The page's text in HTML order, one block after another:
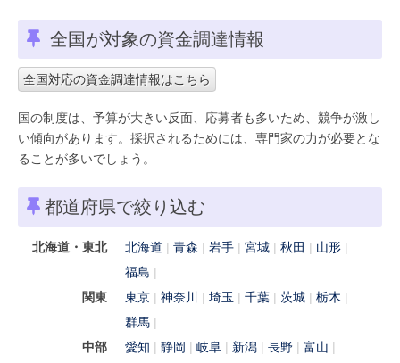
全国が対象の資金調達情報
全国対応の資金調達情報はこちら
国の制度は、予算が大きい反面、応募者も多いため、競争が激し
い傾向があります。採択されるためには、専門家の力が必要とな
ることが多いでしょう。
都道府県で絞り込む
北海道・東北 北海道 青森 岩手 宮城 秋田
山形
福島
関東
東京 神奈川 埼玉 千葉 茨城
栃木
群馬
中部
愛知 静岡 岐阜 新潟 長野
富山